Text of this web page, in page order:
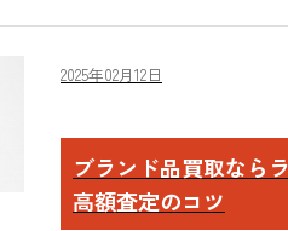
2025年02月12日
ブランド品買取なら
高額査定のコツ